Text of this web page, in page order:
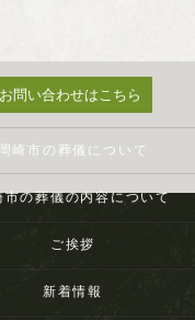
お問い合わせはこちら
岡崎市の葬儀について
市の葬儀の内容について
ご挨拶
新着情報